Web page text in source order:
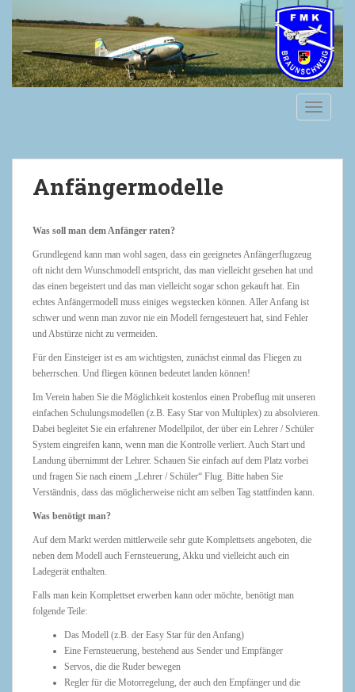
Anfängermodelle
Was soll man dem Anfänger raten?
Grundlegend kann man wohl sagen, dass ein geeignetes Anfängerflugzeug
oft nicht dem Wunschmodell entspricht, das man vielleicht gesehen hat und
das einen begeistert und das man vielleicht sogar schon gekauft hat. Ein
echtes Anfängermodell muss einiges wegstecken können. Aller Anfang ist
schwer und wenn man zuvor nie ein Modell ferngesteuert hat, sind Fehler
und Abstürze nicht zu vermeiden.
Für den Einsteiger ist es am wichtigsten, zunächst einmal das Fliegen zu
beherrschen. Und fliegen können bedeutet landen können!
Im Verein haben Sie die Möglichkeit kostenlos einen Probeflug mit unseren
einfachen Schulungsmodellen (z.B. Easy Star von Multiplex) zu absolvieren.
Dabei begleitet Sie ein erfahrener Modellpilot, der über ein Lehrer / Schüler
System eingreifen kann, wenn man die Kontrolle verliert. Auch Start und
Landung übernimmt der Lehrer. Schauen Sie einfach auf dem Platz vorbei
und fragen Sie nach einem „Lehrer / Schüler“ Flug. Bitte haben Sie
Verständnis, dass das möglicherweise nicht am selben Tag stattfinden kann.
Was benötigt man?
Auf dem Markt werden mittlerweile sehr gute Komplettsets angeboten, die
neben dem Modell auch Fernsteuerung, Akku und vielleicht auch ein
Ladegerät enthalten.
Falls man kein Komplettset erwerben kann oder möchte, benötigt man
folgende Teile:
Das Modell (z.B. der Easy Star für den Anfang)
Eine Fernsteuerung, bestehend aus Sender und Empfänger
Servos, die die Ruder bewegen
Regler für die Motorregelung, der auch den Empfänger und die